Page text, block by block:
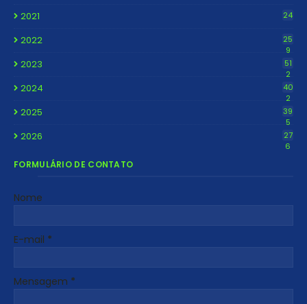
2021 24
2022
25
9
2023
51
2
2024
40
2
2025
39
5
2026
27
6
FORMULÁRIO DE CONTATO
Nome
E-mail *
Mensagem *